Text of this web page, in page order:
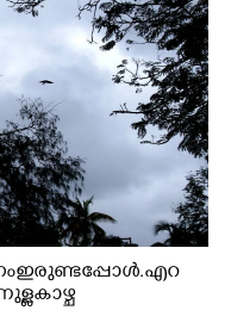
ഇരുണ്ടപ്പോൾ. എറ
കാഴ്ച